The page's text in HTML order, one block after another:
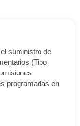
suministro de
(Tipo
programadas en